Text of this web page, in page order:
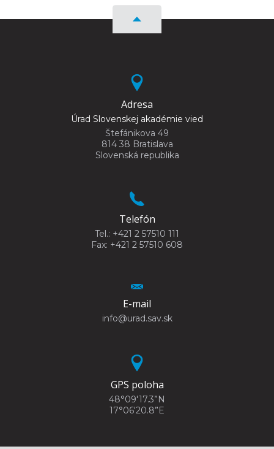
Adresa
Úrad Slovenskej akadémie vied
Štefánikova 49
814 38 Bratislava
Slovenská republika
Telefón
Tel.: +421 2 57510 111
Fax: +421 2 57510 608
E-mail
info@urad.sav.sk
GPS poloha
48°09'17.3”N
17°06'20.8”E